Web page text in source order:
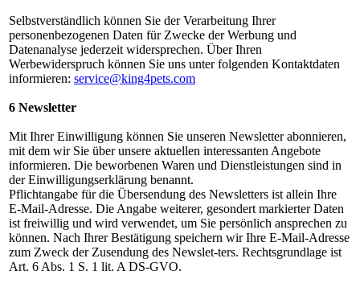
Selbstverständlich können Sie der Verarbeitung Ihrer
personenbezogenen Daten für Zwecke der Werbung und
Datenanalyse jederzeit widersprechen. Über Ihren
Werbewiderspruch können Sie uns unter folgenden Kontaktdaten
informieren: service@king4pets.com
6 Newsletter
Mit Ihrer Einwilligung können Sie unseren Newsletter abonnieren,
mit dem wir Sie über unsere aktuellen interessanten Angebote
informieren. Die beworbenen Waren und Dienstleistungen sind in
der Einwilligungserklärung benannt.
Pflichtangabe für die Übersendung des Newsletters ist allein Ihre
E-Mail-Adresse. Die Angabe weiterer, gesondert markierter Daten
ist freiwillig und wird verwendet, um Sie persönlich ansprechen zu
können. Nach Ihrer Bestätigung speichern wir Ihre E-Mail-Adresse
zum Zweck der Zusendung des Newslet-ters. Rechtsgrundlage ist
Art. 6 Abs. 1 S. 1 lit. A DS-GVO.